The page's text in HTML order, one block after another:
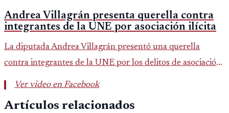
Andrea Villagrán presenta querella contra
integrantes de la UNE por asociación ilícita
La diputada Andrea Villagrán presentó una querella
contra integrantes de la UNE por los delitos de asociación
ilícita, terrorismo y sedición.
Ver video en Facebook
Artículos relacionados